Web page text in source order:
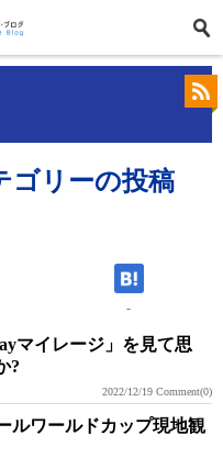
ゴリーの投稿
-
マイレージ」を見て思
?
2022/12/19 Comment(0)
ルワールドカップ現地観